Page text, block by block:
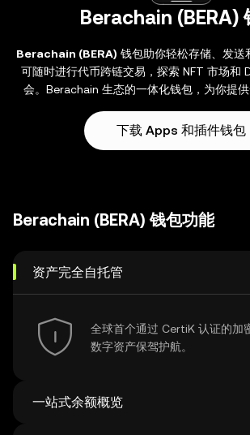
Berachain (BERA)
Berachain (BERA) 钱包助你轻松存储、发送
可随时进行代币跨链交易，探索 NFT 市场和
会。Berachain 生态的一体化钱包，为你提供
下载 Apps 和插件钱包
Berachain (BERA) 钱包功能
资产完全自托管
全球首个通过 CertiK 认证的加
数字资产保驾护航。
一站式余额概览